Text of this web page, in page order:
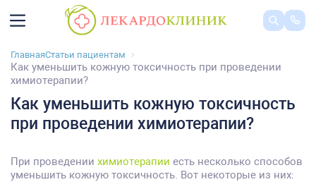
ГлавнаяСтатьи пациентам
Как уменьшить кожную токсичность при проведении
химиотерапии?
Как уменьшить кожную токсичность
при проведении химиотерапии?
При проведении химиотерапии есть несколько способов
уменьшить кожную токсичность. Вот некоторые из них: